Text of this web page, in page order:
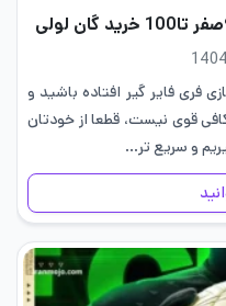
لولی
فری فایر گیر افتاده باشید و
قوی نیست، قطعا از خودتان
و سریع تر…